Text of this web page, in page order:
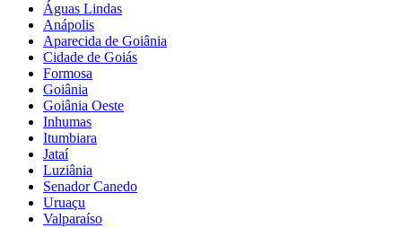
Águas Lindas
Anápolis
Aparecida de Goiânia
Cidade de Goiás
Formosa
Goiânia
Goiânia Oeste
Inhumas
Itumbiara
Jataí
Luziânia
Senador Canedo
Uruaçu
Valparaíso